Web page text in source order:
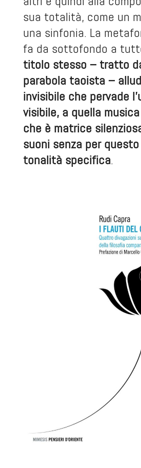
sua totalità, come un
una sinfonia. La
fa da sottofondo a
titolo stesso – tratto
parabola taoista –
invisibile che pervade
visibile, a quella
che è matrice
suoni senza per
tonalità specifica.